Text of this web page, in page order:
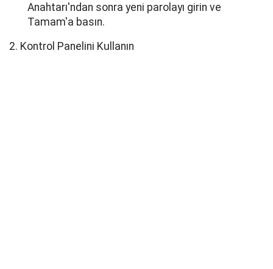
Anahtarı'ndan sonra yeni parolayı girin ve
Tamam'a basın.
2. Kontrol Panelini Kullanın